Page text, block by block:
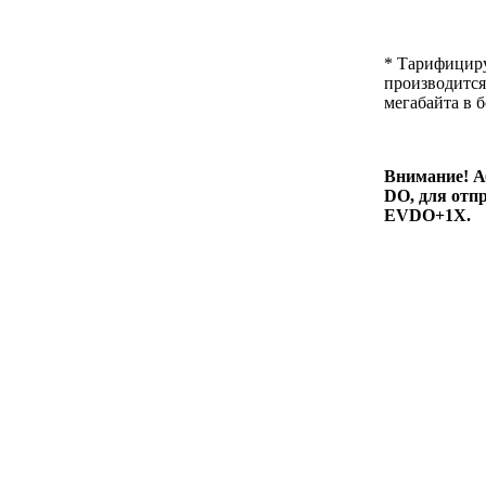
*
мегабайта в
Внимание!
DO, для
EVDO+1X.